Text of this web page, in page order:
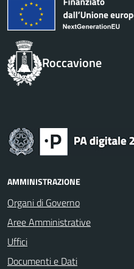
Roccavione
AMMINISTRAZIONE
Organi di Governo
Aree Amministrative
Uffici
Documenti e Dati